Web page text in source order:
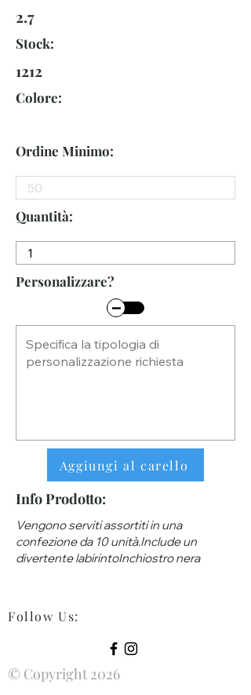
2.7
Stock:
1212
Colore:
Ordine Minimo:
Quantità:
Personalizzare?
Aggiungi al carello
Info Prodotto:
Vengono serviti assortiti in una
confezione da 10 unità.Include un
divertente labirintoInchiostro nera
Follow Us:
© Copyright 2026